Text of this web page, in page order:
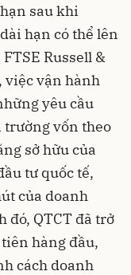
sau khi
hạn có thể lên
Russell &
việc vận hành
yêu cầu
vốn theo
sở hữu của
tư quốc tế,
của doanh
đó, QTCT đã trở
hàng đầu,
cách doanh